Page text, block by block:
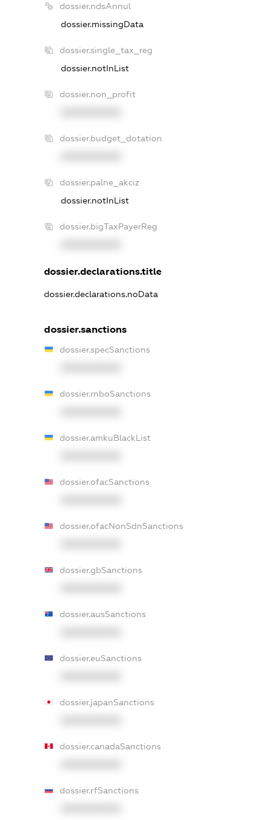
dossier.ndsAnnul
dossier.missingData
dossier.single_tax_reg
dossier.notInList
dossier.non_profit
dossier.budget_dotation
dossier.palne_akciz
dossier.notInList
dossier.bigTaxPayerReg
dossier.declarations.title
dossier.declarations.noData
dossier.sanctions
dossier.specSanctions
dossier.rnboSanctions
dossier.amkuBlackList
dossier.ofacSanctions
dossier.ofacNonSdnSanctions
dossier.gbSanctions
dossier.ausSanctions
dossier.euSanctions
dossier.japanSanctions
dossier.canadaSanctions
dossier.rfSanctions